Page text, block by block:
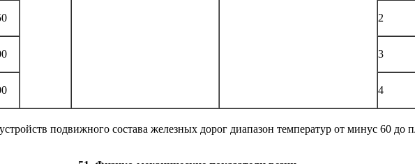
2
3
4
подвижного состава железных дорог диапазон температур от минус 60 до